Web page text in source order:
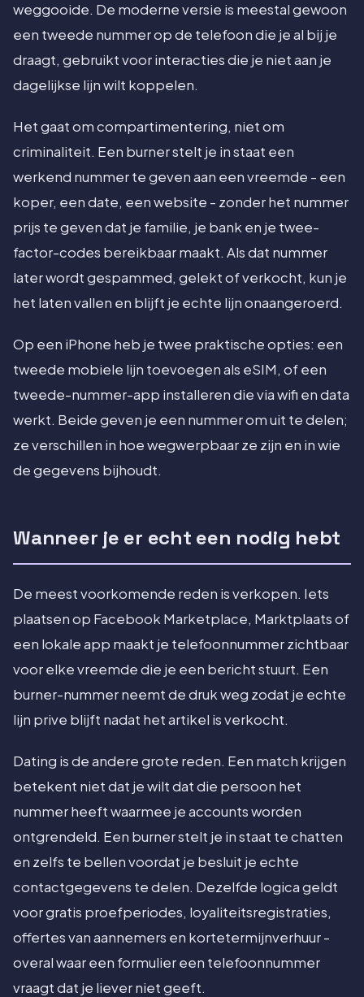
weggooide. De moderne versie is meestal gewoon
een tweede nummer op de telefoon die je al bij je
draagt, gebruikt voor interacties die je niet aan je
dagelijkse lijn wilt koppelen.
Het gaat om compartimentering, niet om
criminaliteit. Een burner stelt je in staat een
werkend nummer te geven aan een vreemde - een
koper, een date, een website - zonder het nummer
prijs te geven dat je familie, je bank en je twee-
factor-codes bereikbaar maakt. Als dat nummer
later wordt gespammed, gelekt of verkocht, kun je
het laten vallen en blijft je echte lijn onaangeroerd.
Op een iPhone heb je twee praktische opties: een
tweede mobiele lijn toevoegen als eSIM, of een
tweede-nummer-app installeren die via wifi en data
werkt. Beide geven je een nummer om uit te delen;
ze verschillen in hoe wegwerpbaar ze zijn en in wie
de gegevens bijhoudt.
Wanneer je er echt een nodig hebt
De meest voorkomende reden is verkopen. Iets
plaatsen op Facebook Marketplace, Marktplaats of
een lokale app maakt je telefoonnummer zichtbaar
voor elke vreemde die je een bericht stuurt. Een
burner-nummer neemt de druk weg zodat je echte
lijn prive blijft nadat het artikel is verkocht.
Dating is de andere grote reden. Een match krijgen
betekent niet dat je wilt dat die persoon het
nummer heeft waarmee je accounts worden
ontgrendeld. Een burner stelt je in staat te chatten
en zelfs te bellen voordat je besluit je echte
contactgegevens te delen. Dezelfde logica geldt
voor gratis proefperiodes, loyaliteitsregistraties,
offertes van aannemers en kortetermijnverhuur -
overal waar een formulier een telefoonnummer
vraagt dat je liever niet geeft.